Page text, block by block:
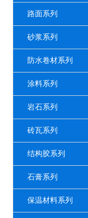
路面系列
砂浆系列
防水卷材系列
涂料系列
岩石系列
砖瓦系列
结构胶系列
石膏系列
保温材料系列